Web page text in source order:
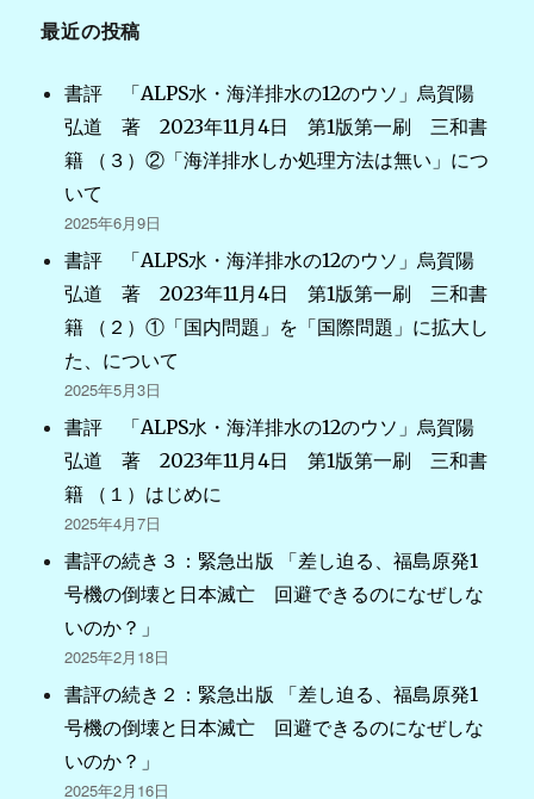
ー
シ
ョ
ン
最近の投稿
書評 「ALPS水・海洋排水の12のウソ」烏賀陽
弘道 著 2023年11月4日 第1版第一刷 三和書
籍 （３）②「海洋排水しか処理方法は無い」につ
いて
2025年6月9日
書評 「ALPS水・海洋排水の12のウソ」烏賀陽
弘道 著 2023年11月4日 第1版第一刷 三和書
籍 （２）①「国内問題」を「国際問題」に拡大し
た、について
2025年5月3日
書評 「ALPS水・海洋排水の12のウソ」烏賀陽
弘道 著 2023年11月4日 第1版第一刷 三和書
籍 （１）はじめに
2025年4月7日
書評の続き３：緊急出版 「差し迫る、福島原発1
号機の倒壊と日本滅亡 回避できるのになぜしな
いのか？」
2025年2月18日
書評の続き２：緊急出版 「差し迫る、福島原発1
号機の倒壊と日本滅亡 回避できるのになぜしな
いのか？」
2025年2月16日